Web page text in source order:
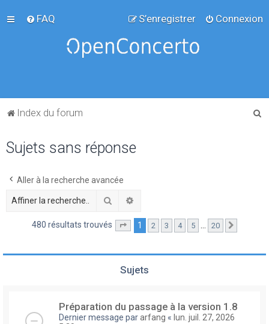
FAQ Connexion
S’enregistrer
Index du forum
Sujets sans réponse
Aller à la recherche avancée
Rechercher
480 résultats trouvés Page sur20
1 2 3 4 5 … 20
Sujets
Préparation du passage à la version 1.8
Dernier message pararfang « lun. juil. 27, 2026